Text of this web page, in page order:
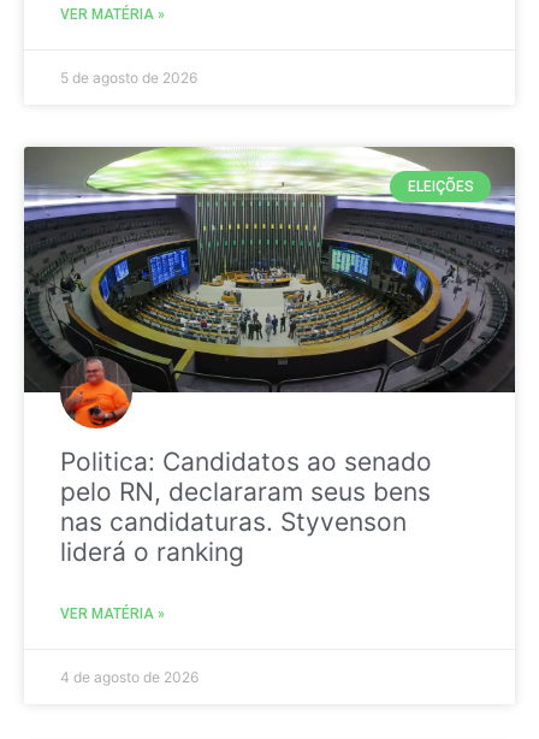
VER MATÉRIA »
5 de agosto de 2026
ELEIÇÕES
Politica: Candidatos ao senado
pelo RN, declararam seus bens
nas candidaturas. Styvenson
liderá o ranking
VER MATÉRIA »
4 de agosto de 2026